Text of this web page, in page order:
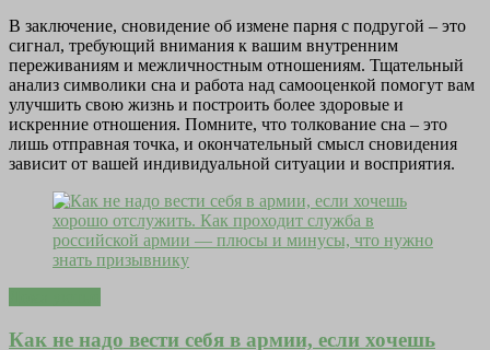
В заключение, сновидение об измене парня с подругой – это
сигнал, требующий внимания к вашим внутренним
переживаниям и межличностным отношениям. Тщательный
анализ символики сна и работа над самооценкой помогут вам
улучшить свою жизнь и построить более здоровые и
искренние отношения. Помните, что толкование сна – это
лишь отправная точка, и окончательный смысл сновидения
зависит от вашей индивидуальной ситуации и восприятия.
Как не надо вести себя в армии, если хочешь